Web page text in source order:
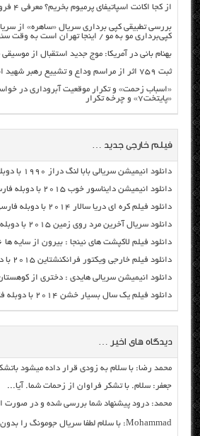
از کجا اکانت اسپاتیفای پرمیوم بخریم؟ معرفی ۴ فروشگاه معتبر ایرانی
بررسی تطبیقی کپی برداری سریال «ساهره» از
کپی‌برداری مو به مو / اینجا تهران است به وقت
بهنام بانی در آمریکا: موج جدید استقبال از
ثبت ۷۵۹ اثر از مراسم وداع و تشییع رهبر شهید انقلاب
«اسباب زحمت» و تکرار موقعیت آبروداری در
«پایتخت۷» و چرخه تکرار
فیلم خارجی جدید …
دانلود انیمیشن سریالی بابا لنگ دراز ۱۹۹۰ با دوبله فارسی
دانلود انیمیشن دایناسور خوب ۲۰۱۵ با دوبله فارسی
دانلود فیلم کره ای دریا سالار ۲۰۱۴ با دوبله فارسی
دانلود سریال آخرین مرد روی زمین ۲۰۱۵ با دوبله فارسی
دانلود فیلم لاکپشت های نینجا : بیرون از سایه ها ۲۰۱۶ با دوبله فارسی
دانلود فیلم خارجی ویکتور فرانکنشتاین ۲۰۱۵ با دوبله فارسی
دانلود انیمیشن سریالی هایدی : دختری از
دانلود فیلم یک سال بسیار خشن ۲۰۱۴ با دوبله فارسی
دیدگاه های اخیر …
محمد رضا: با سلام به زودی قرار داده میشود
جعفر: سلام. با تشکر فراوان از زحمات شما. آیا...
محمد: درود پیشنهاد شما بررسی شده و در صورت
Mohammad: با سلام لطفا سریال جومونگ را بدون سانس...